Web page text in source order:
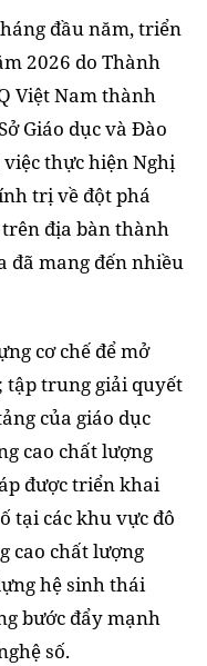
đầu năm, triển
2026 do Thành
Việt Nam thành
Giáo dục và Đào
thực hiện Nghị
trị về đột phá
địa bàn thành
đã mang đến nhiều
cơ chế để mở
tập trung giải quyết
của giáo dục
cao chất lượng
được triển khai
tại các khu vực đô
cao chất lượng
hệ sinh thái
bước đẩy mạnh
số.